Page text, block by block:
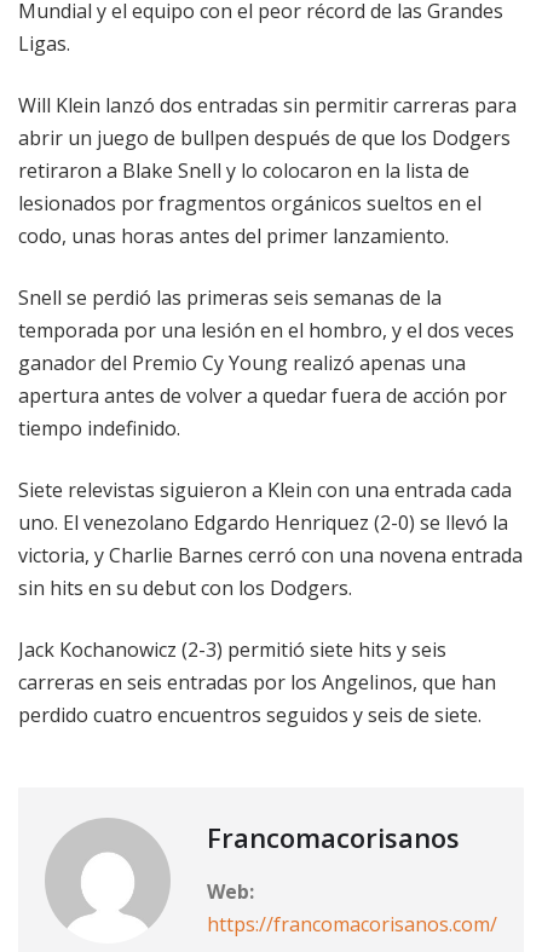
Mundial y el equipo con el peor récord de las Grandes
Ligas.
Will Klein lanzó dos entradas sin permitir carreras para
abrir un juego de bullpen después de que los Dodgers
retiraron a Blake Snell y lo colocaron en la lista de
lesionados por fragmentos orgánicos sueltos en el
codo, unas horas antes del primer lanzamiento.
Snell se perdió las primeras seis semanas de la
temporada por una lesión en el hombro, y el dos veces
ganador del Premio Cy Young realizó apenas una
apertura antes de volver a quedar fuera de acción por
tiempo indefinido.
Siete relevistas siguieron a Klein con una entrada cada
uno. El venezolano Edgardo Henriquez (2-0) se llevó la
victoria, y Charlie Barnes cerró con una novena entrada
sin hits en su debut con los Dodgers.
Jack Kochanowicz (2-3) permitió siete hits y seis
carreras en seis entradas por los Angelinos, que han
perdido cuatro encuentros seguidos y seis de siete.
Francomacorisanos
Web:
https://francomacorisanos.com/